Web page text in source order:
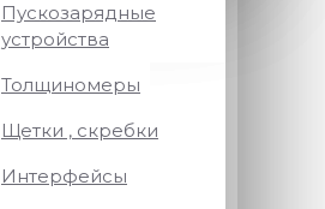
Пускозарядные
устройства
Толщиномеры
Щетки , скребки
Интерфейсы